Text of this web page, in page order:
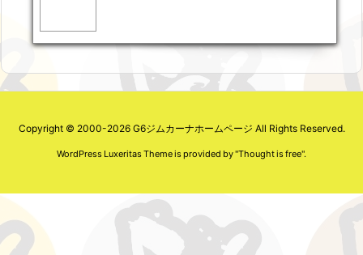
Copyright © 2000-2026 G6ジムカーナホームページ All Rights Reserved.
WordPress Luxeritas Theme is provided by "Thought is free".